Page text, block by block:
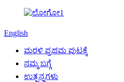
English
ಮರಳಿ ಪ್ರಥಮ ಪುಟಕ್ಕೆ
ನಮ್ಮ ಬಗ್ಗೆ
ಉತ್ಪನ್ನಗಳು